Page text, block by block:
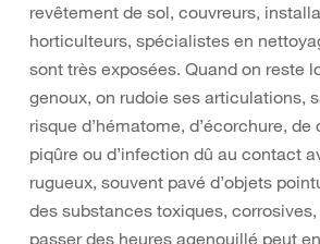
revêtement de sol, couvreurs,
horticulteurs, spécialistes en
sont très exposées. Quand on reste
genoux, on rudoie ses articulations,
risque d’hématome, d’écorchure, de
piqûre ou d’infection dû au contact
rugueux, souvent pavé d’objets
des substances toxiques,
passer des heures agenouillé peut